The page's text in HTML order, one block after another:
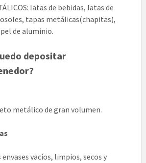
latas de bebidas, latas de
tapas metálicas(chapitas),
de aluminio.
depositar
metálico de gran volumen.
vacíos, limpios, secos y